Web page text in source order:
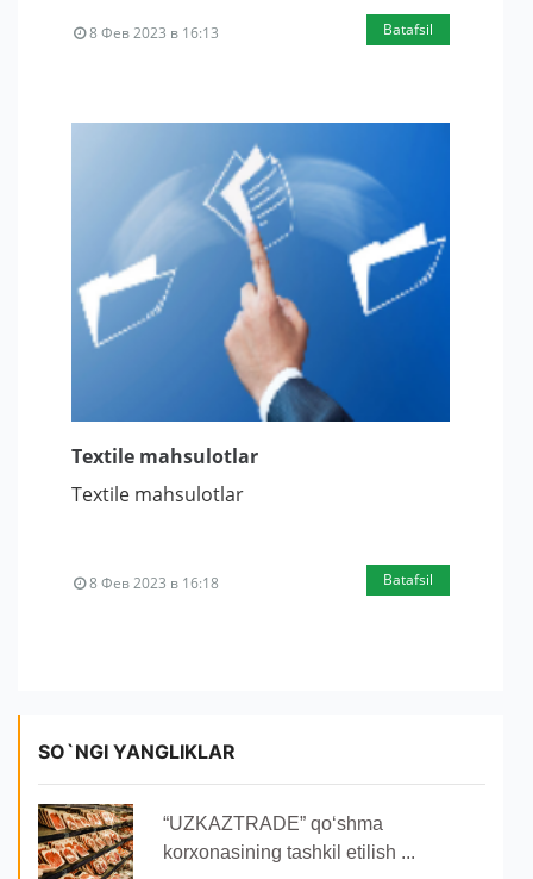
8 Фев 2023 в 16:13 Batafsil
Textile mahsulotlar
Textile mahsulotlar
8 Фев 2023 в 16:18 Batafsil
SO`NGI YANGLIKLAR
“UZKAZTRADE” qoʻshma
korxonasining tashkil etilish ...